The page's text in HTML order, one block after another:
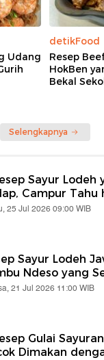
Udang
detikFood
Resep
HokBen
Bekal
Selengkapnya
Sayur Lodeh
Campur Tahu
25 Jul 2026 09:00 WIB
Sayur Lodeh
Ndeso yang
21 Jul 2026 11:00 WIB
Gulai
Dimakan